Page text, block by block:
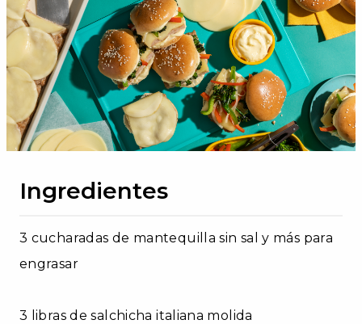
Ingredientes
3 cucharadas de mantequilla sin sal y más para
engrasar
3 libras de salchicha italiana molida